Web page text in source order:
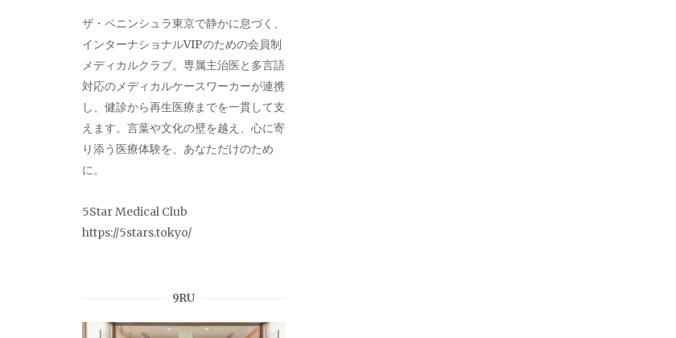
ザ・ペニンシュラ東京で静かに息づく、
インターナショナルVIPのための会員制
メディカルクラブ。専属主治医と多言語
対応のメディカルケースワーカーが連携
し、健診から再生医療までを一貫して支
えます。言葉や文化の壁を越え、心に寄
り添う医療体験を、あなただけのため
に。
5Star Medical Club
https://5stars.tokyo/
9RU